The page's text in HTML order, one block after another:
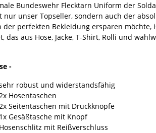
Bundeswehr Flecktarn Uniform der
nur unser Topseller, sondern auch der
der perfekten Bekleidung ersparen
das aus Hose, Jacke, T-Shirt, Rolli und
-
robust und widerstandsfähig
Hosentaschen
Seitentaschen mit Druckknöpfe
1x Gesäßtasche mit Knopf
Hosenschlitz mit Reißverschluss